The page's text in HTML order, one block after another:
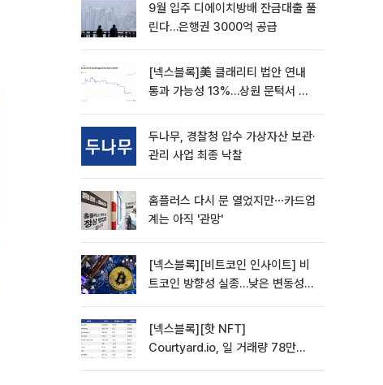
9월 입주 디에이치방배 잔금대출 풀
린다…은행권 3000억 공급
[넥스블록]美 클래리티 법안 연내
통과 가능성 13%…상원 문턱서 제
두나무, 경찰청 압수 가상자산 보관·
관리 사업 최종 낙찰
홈플러스 다시 문 열었지만⋯카드업
계는 아직 '관망'
[넥스블록][비트코인 인사이트] 비
트코인 방향성 실종…낮은 변동성에
[넥스블록][핫 NFT]
Courtyard.io, 일 거래량 78만